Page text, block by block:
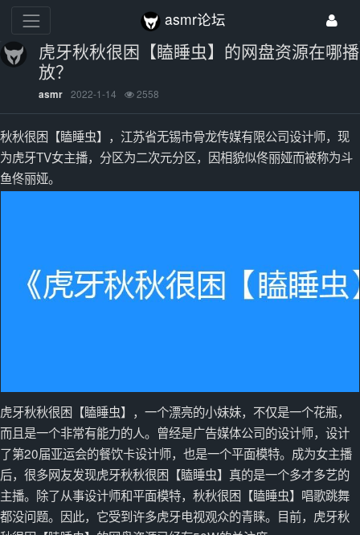
asmr论坛
虎牙秋秋很困【瞌睡虫】的网盘资源在哪播
放？
asmr 2022-1-14 2558
秋秋很困【瞌睡虫】，江苏省无锡市骨龙传媒有限公司设计师，现
为虎牙TV女主播，分区为二次元分区，因相貌似佟丽娅而被称为斗
鱼佟丽娅。
虎牙秋秋很困【瞌睡虫】，一个漂亮的小妹妹，不仅是一个花瓶，
而且是一个非常有能力的人。曾经是广告媒体公司的设计师，设计
了第20届亚运会的餐饮卡设计师，也是一个平面模特。成为女主播
后，很多网友发现虎牙秋秋很困【瞌睡虫】真的是一个多才多艺的
主播。除了从事设计师和平面模特，秋秋很困【瞌睡虫】唱歌跳舞
都没问题。因此，它受到许多虎牙电视观众的青睐。目前，虎牙秋